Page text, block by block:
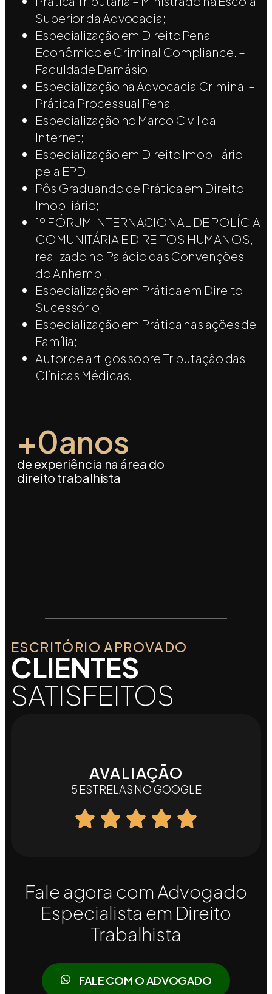
Superior da Advocacia;
Especialização em Direito Penal
Econômico e Criminal Compliance. –
Faculdade Damásio;
Especialização na Advocacia Criminal –
Prática Processual Penal;
Especialização no Marco Civil da
Internet;
Especialização em Direito Imobiliário
pela EPD;
Pôs Graduando de Prática em Direito
Imobiliário;
1º FÓRUM INTERNACIONAL DE POLÍCIA
COMUNITÁRIA E DIREITOS HUMANOS,
realizado no Palácio das Convenções
do Anhembi;
Especialização em Prática em Direito
Sucessório;
Especialização em Prática nas ações de
Família;
Autor de artigos sobre Tributação das
Clínicas Médicas.
de experiência na área do
direito trabalhista
+0anos
ESCRITÓRIO APROVADO
CLIENTES
SATISFEITOS
AVALIAÇÃO
5 ESTRELAS NO GOOGLE
Fale agora com Advogado
Especialista em Direito
Trabalhista
FALE COM O ADVOGADO